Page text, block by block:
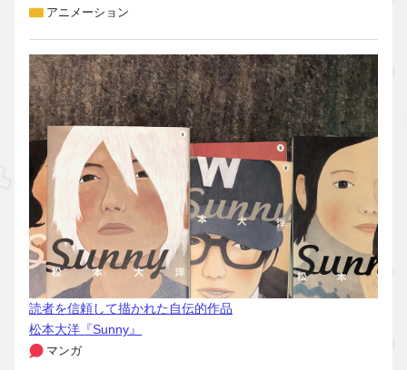
アニメーション
読者を信頼して描かれた自伝的作品
松本大洋『Sunny』
マンガ